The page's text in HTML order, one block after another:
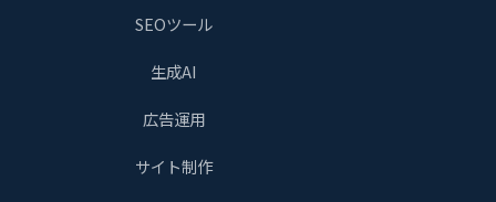
SEOツール
生成AI
広告運用
サイト制作